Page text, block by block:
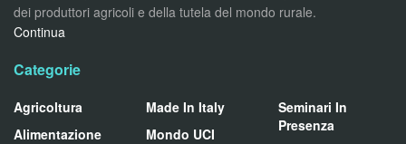
dei produttori agricoli e della tutela del mondo rurale.
Continua
Categorie
Agricoltura
Alimentazione
Made In Italy
Mondo UCI
Seminari In
Presenza